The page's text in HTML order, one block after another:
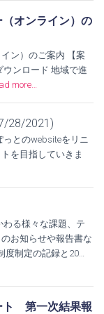
オンライン）の
ン）のご案内 【案
ンロード 地域で進
more…
28/2021)
っとのwebsiteをリニ
を目指していきま
わる様々な課題、テ
お知らせや報告書な
度制定の記録と20…
ト 第一次結果報